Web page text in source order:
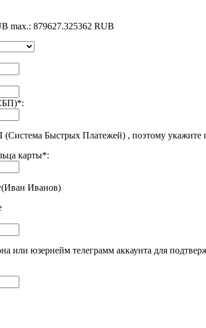
max.: 879627.325362 RUB
*:
Быстрых Платежей) , поэтому укажите
карты*:
Иванов)
или юзернейм телеграмм аккаунта для